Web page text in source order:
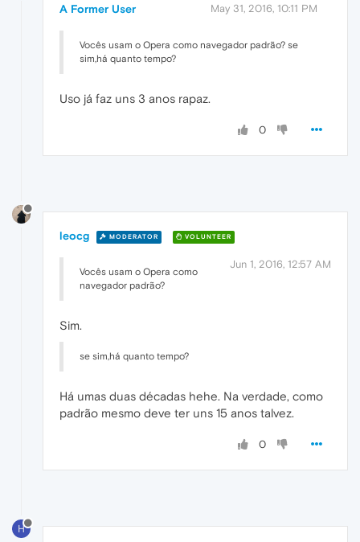
A Former User May 31, 2016, 10:11 PM
Vocês usam o Opera como navegador padrão? se
sim,há quanto tempo?
Uso já faz uns 3 anos rapaz.
0
leocg MODERATOR VOLUNTEER
Jun 1, 2016, 12:57 AM
Vocês usam o Opera como
navegador padrão?
Sim.
se sim,há quanto tempo?
Há umas duas décadas hehe. Na verdade, como
padrão mesmo deve ter uns 15 anos talvez.
0
H